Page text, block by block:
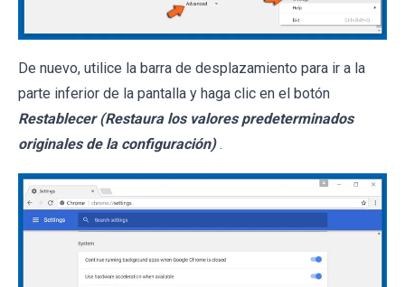
De nuevo, utilice la barra de desplazamiento para ir a la
parte inferior de la pantalla y haga clic en el botón
Restablecer (Restaura los valores predeterminados
originales de la configuración) .